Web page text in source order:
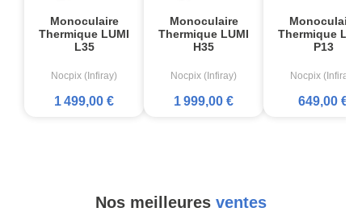
Monoculaire
Thermique LUMI
L35
Nocpix (Infiray)
1 499,00 €
Monoculaire
Thermique LUMI
H35
Nocpix (Infiray)
1 999,00 €
Monoculaire
Thermique
P13
Nocpix (Infiray)
649,00 €
Nos meilleures ventes